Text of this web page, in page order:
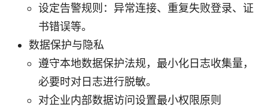
设定告警规则：异常连接、重复失败登录、证
书错误等。
数据保护与隐私
遵守本地数据保护法规，最小化日志收集量，
必要时对日志进行脱敏。
对企业内部数据访问设置最小权限原则